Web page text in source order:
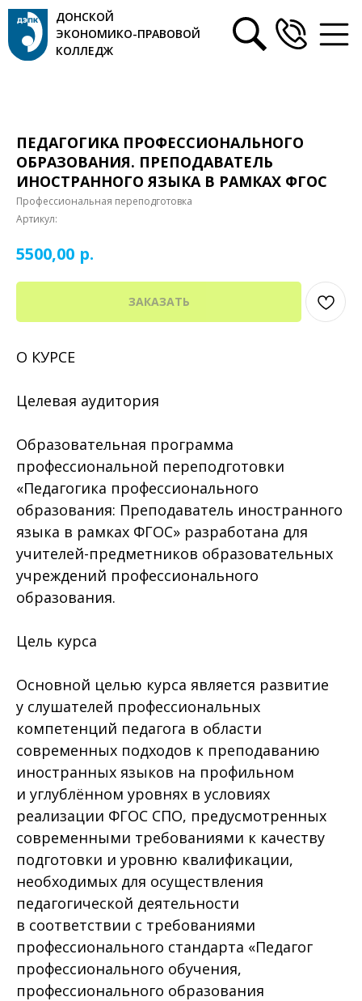
ДОНСКОЙ
ЭКОНОМИКО-ПРАВОВОЙ
КОЛЛЕДЖ
ПЕДАГОГИКА ПРОФЕССИОНАЛЬНОГО
ОБРАЗОВАНИЯ. ПРЕПОДАВАТЕЛЬ
ИНОСТРАННОГО ЯЗЫКА В РАМКАХ ФГОС
Профессиональная переподготовка
Артикул:
5500,00 р.
ЗАКАЗАТЬ
О КУРСЕ
Целевая аудитория
Образовательная программа
профессиональной переподготовки
«Педагогика профессионального
образования: Преподаватель иностранного
языка в рамках ФГОС» разработана для
учителей-предметников образовательных
учреждений профессионального
образования.
Цель курса
Основной целью курса является развитие
у слушателей профессиональных
компетенций педагога в области
современных подходов к преподаванию
иностранных языков на профильном
и углублённом уровнях в условиях
реализации ФГОС СПО, предусмотренных
современными требованиями к качеству
подготовки и уровню квалификации,
необходимых для осуществления
педагогической деятельности
в соответствии с требованиями
профессионального стандарта «Педагог
профессионального обучения,
профессионального образования